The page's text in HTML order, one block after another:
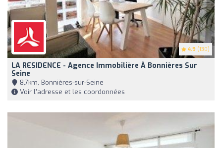
4.9 (130)
LA RESIDENCE - Agence Immobilière À Bonnières Sur
Seine
8,7km, Bonnières-sur-Seine
Voir l'adresse et les coordonnées